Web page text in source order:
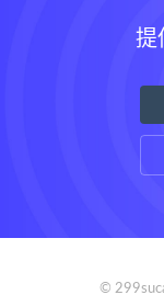
提
©